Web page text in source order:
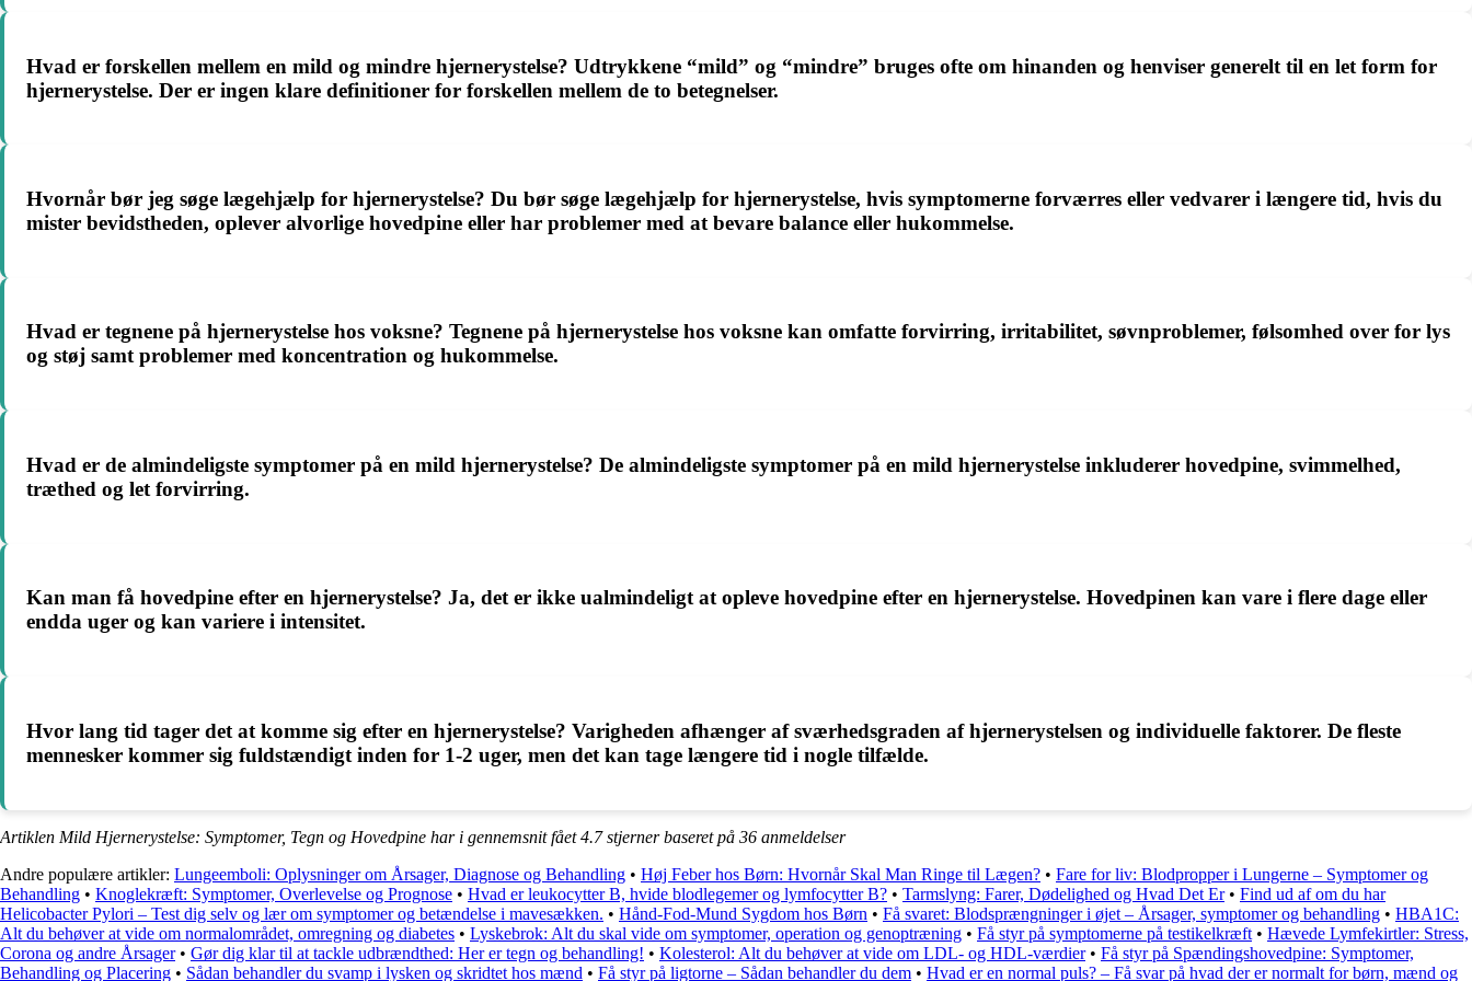
Hvad er forskellen mellem en mild og mindre hjernerystelse? Udtrykkene “mild” og “mindre” bruges ofte om hinanden og henviser generelt til en let form for
hjernerystelse. Der er ingen klare definitioner for forskellen mellem de to betegnelser.
Hvornår bør jeg søge lægehjælp for hjernerystelse? Du bør søge lægehjælp for hjernerystelse, hvis symptomerne forværres eller vedvarer i længere tid, hvis du
mister bevidstheden, oplever alvorlige hovedpine eller har problemer med at bevare balance eller hukommelse.
Hvad er tegnene på hjernerystelse hos voksne? Tegnene på hjernerystelse hos voksne kan omfatte forvirring, irritabilitet, søvnproblemer, følsomhed over for lys
og støj samt problemer med koncentration og hukommelse.
Hvad er de almindeligste symptomer på en mild hjernerystelse? De almindeligste symptomer på en mild hjernerystelse inkluderer hovedpine, svimmelhed,
træthed og let forvirring.
Kan man få hovedpine efter en hjernerystelse? Ja, det er ikke ualmindeligt at opleve hovedpine efter en hjernerystelse. Hovedpinen kan vare i flere dage eller
endda uger og kan variere i intensitet.
Hvor lang tid tager det at komme sig efter en hjernerystelse? Varigheden afhænger af sværhedsgraden af hjernerystelsen og individuelle faktorer. De fleste
mennesker kommer sig fuldstændigt inden for 1-2 uger, men det kan tage længere tid i nogle tilfælde.
Artiklen Mild Hjernerystelse: Symptomer, Tegn og Hovedpine har i gennemsnit fået4.7stjerner baseret på 36 anmeldelser
Andre populære artikler: Lungeemboli: Oplysninger om Årsager, Diagnose og Behandling • Høj Feber hos Børn: Hvornår Skal Man Ringe til Lægen? • Fare for liv: Blodpropper i Lungerne – Symptomer og
Behandling • Knoglekræft: Symptomer, Overlevelse og Prognose • Hvad er leukocytter B, hvide blodlegemer og lymfocytter B? • Tarmslyng: Farer, Dødelighed og Hvad Det Er• Find ud af om du har
Helicobacter Pylori – Test dig selv og lær om symptomer og betændelse i mavesækken. • Hånd-Fod-Mund Sygdom hos Børn • Få svaret: Blodsprængninger i øjet – Årsager, symptomer og behandling • HBA1C:
Alt du behøver at vide om normalområdet, omregning og diabetes • Lyskebrok: Alt du skal vide om symptomer, operation og genoptræning • Få styr på symptomerne på testikelkræft • Hævede Lymfekirtler: Stress,
Corona og andre Årsager• Gør dig klar til at tackle udbrændthed: Her er tegn og behandling! • Kolesterol: Alt du behøver at vide om LDL- og HDL-værdier• Få styr på Spændingshovedpine: Symptomer,
Behandling og Placering • Sådan behandler du svamp i lysken og skridtet hos mænd • Få styr på ligtorne – Sådan behandler du dem • Hvad er en normal puls? – Få svar på hvad der er normalt for børn, mænd og